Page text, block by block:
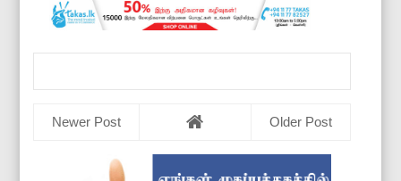
Newer Post Older Post